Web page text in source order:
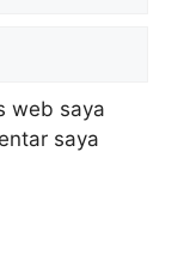
web saya
saya